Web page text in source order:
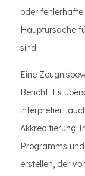
oder fehlerhafte
Hauptursache
sind.
Eine
Bericht. Es
interpretiert
Akkreditierung
Programms
erstellen, der